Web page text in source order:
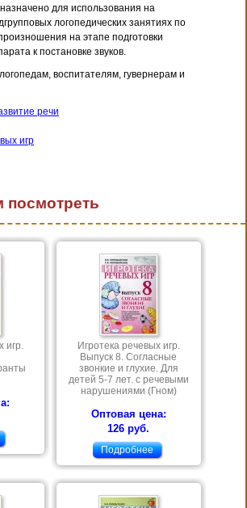
для использования на
логопедических занятиях по
на этапе подготовки
к постановке звуков.
воспитателям, гувернерам и
речи
игр
посмотреть
игр.
Игротека речевых игр.
Выпуск 8. Согласные
звонкие и глухие. Для
детей 5-7 лет. с речевыми
нарушениями (Гном)
Оптовая цена:
126 руб.
Подробнее